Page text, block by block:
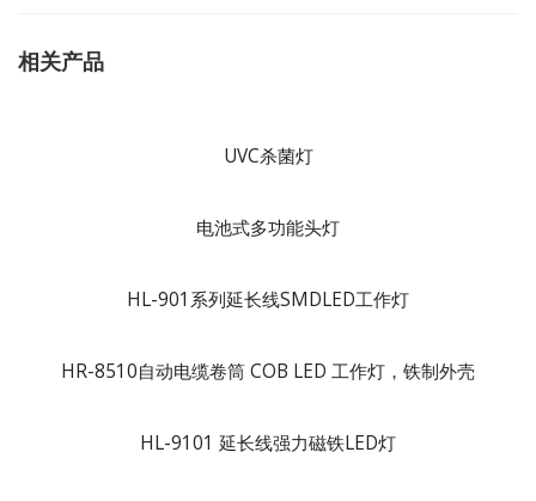
相关产品
UVC杀菌灯
电池式多功能头灯
HL-901系列延长线SMDLED工作灯
HR-8510自动电缆卷筒 COB LED 工作灯，铁制外壳
HL-9101 延长线强力磁铁LED灯